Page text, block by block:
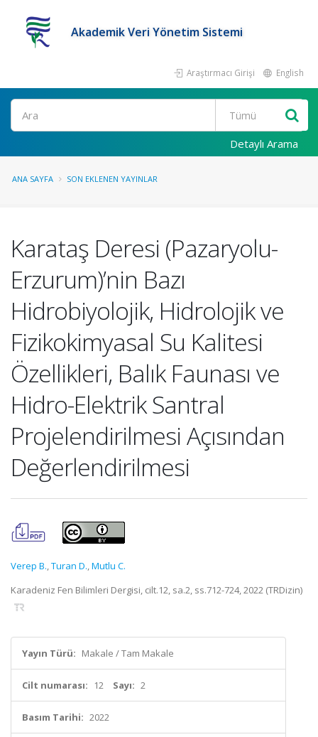
Akademik Veri Yönetim Sistemi
Araştırmacı Girişi English
Ara
Detaylı Arama
ANA SAYFA SON EKLENEN YAYINLAR
Karataş Deresi (Pazaryolu-
Erzurum)’nin Bazı
Hidrobiyolojik, Hidrolojik ve
Fizikokimyasal Su Kalitesi
Özellikleri, Balık Faunası ve
Hidro-Elektrik Santral
Projelendirilmesi Açısından
Değerlendirilmesi
Verep B.,Turan D.,Mutlu C.
Karadeniz Fen Bilimleri Dergisi, cilt.12, sa.2, ss.712-724, 2022 (TRDizin)
Yayın Türü: Makale / Tam Makale
Cilt numarası: 12 Sayı: 2
Basım Tarihi: 2022